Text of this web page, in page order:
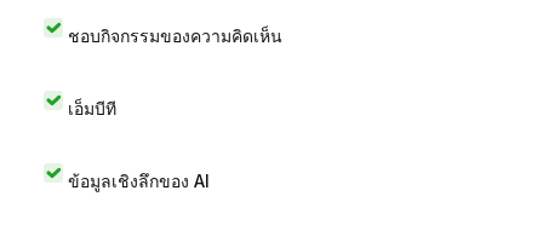
ชอบกิจกรรมของความคิดเห็น
เอ็มบีที
ข้อมูลเชิงลึกของ AI